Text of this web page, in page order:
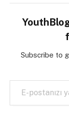
Subscribe to
E-postanızı yazın…